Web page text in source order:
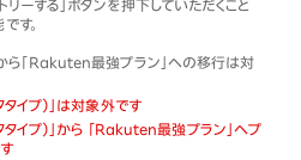
ーする」ボタンを押下していただくこと
す。
「Rakuten最強プラン」への移行は対
イプ）」は対象外です
イプ）」から 「Rakuten最強プラン」へプ